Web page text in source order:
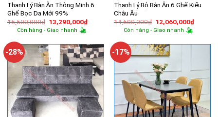
Thanh Lý Bàn Ăn Thông Minh 6
Ghế Bọc Da Mới 99%
15,500,000₫ Giá
gốc
là:
13,290,000₫Giá
hiện
13,290,000₫.
Còn hàng - Giao nhanh
Thanh Lý Bộ Bàn Ăn 6 Ghế Kiểu
Châu Âu
14,600,000₫ Giá
gốc
là:
12,060,000₫Giá
hiện
Còn hàng - Giao nhanh
-28% -17%